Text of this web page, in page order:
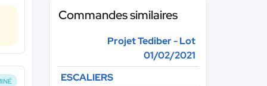
Commandes similaires
Projet Tediber - Lot
01/02/2021
ESCALIERS